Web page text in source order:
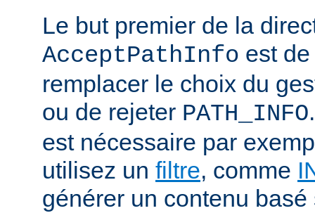
Le but premier de la
AcceptPathInfo est
remplacer le choix du
ou de rejeter PATH_INFO
est nécessaire par
utilisez un filtre, comme
générer un contenu